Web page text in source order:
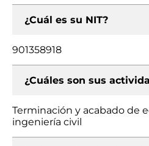
¿Cuál es su NIT?
901358918
¿Cuáles son sus
Terminación y acabado de
ingeniería civil